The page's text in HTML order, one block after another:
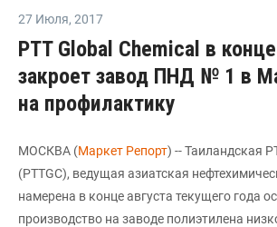
27 Июля, 2017
PTT Global Chemical в
закроет завод ПНД № 1 в
на профилактику
МОСКВА (Маркет Репорт) -- Таиландская
(PTTGC), ведущая азиатская
намерена в конце августа текущего года
производство на заводе полиэтилена